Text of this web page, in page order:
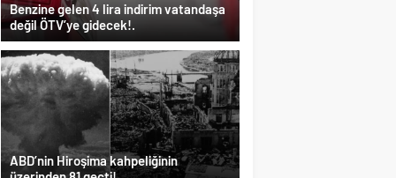
Benzine gelen 4 lira indirim vatandaşa
değil ÖTV’ye gidecek!.
ABD’nin Hiroşima kahpeliğinin